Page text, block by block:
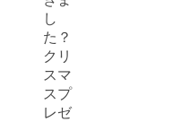
し
た？
クリ
スマ
スプ
レゼ